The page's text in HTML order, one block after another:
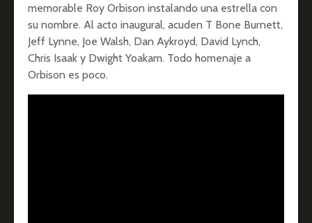
memorable Roy Orbison instalando una estrella con
su nombre. Al acto inaugural, acuden T Bone Burnett,
Jeff Lynne, Joe Walsh, Dan Aykroyd, David Lynch,
Chris Isaak y Dwight Yoakam. Todo homenaje a
Orbison es poco.